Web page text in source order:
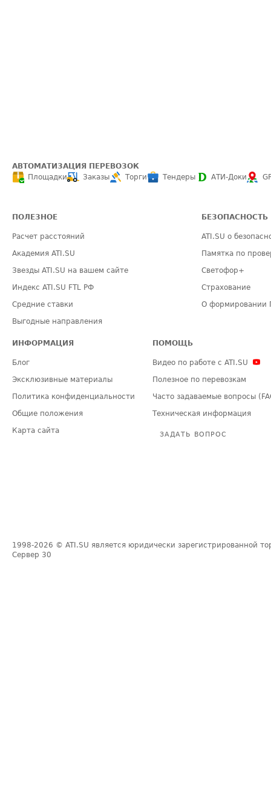
АВТОМАТИЗАЦИЯ ПЕРЕВОЗОК
Площадки
Заказы Торги Тендеры АТИ-Доки
ПОЛЕЗНОЕ
Расчет расстояний
Академия ATI.SU
Звезды ATI.SU на вашем сайте
Индекс ATI.SU FTL РФ
Средние ставки
Выгодные направления
БЕЗОПАСНОСТЬ
ATI.SU о
Памятка по
Светофор+
Страхование
О формировании
ИНФОРМАЦИЯ
Блог
Эксклюзивные материалы
Политика конфиденциальности
Общие положения
Карта сайта
ПОМОЩЬ
Видео по работе с ATI.SU
Полезное по перевозкам
Часто задаваемые вопросы
Техническая информация
ЗАДАТЬ ВОПРОС
1998-2026 © ATI.SU является юридически зарегистрированной
Сервер 30